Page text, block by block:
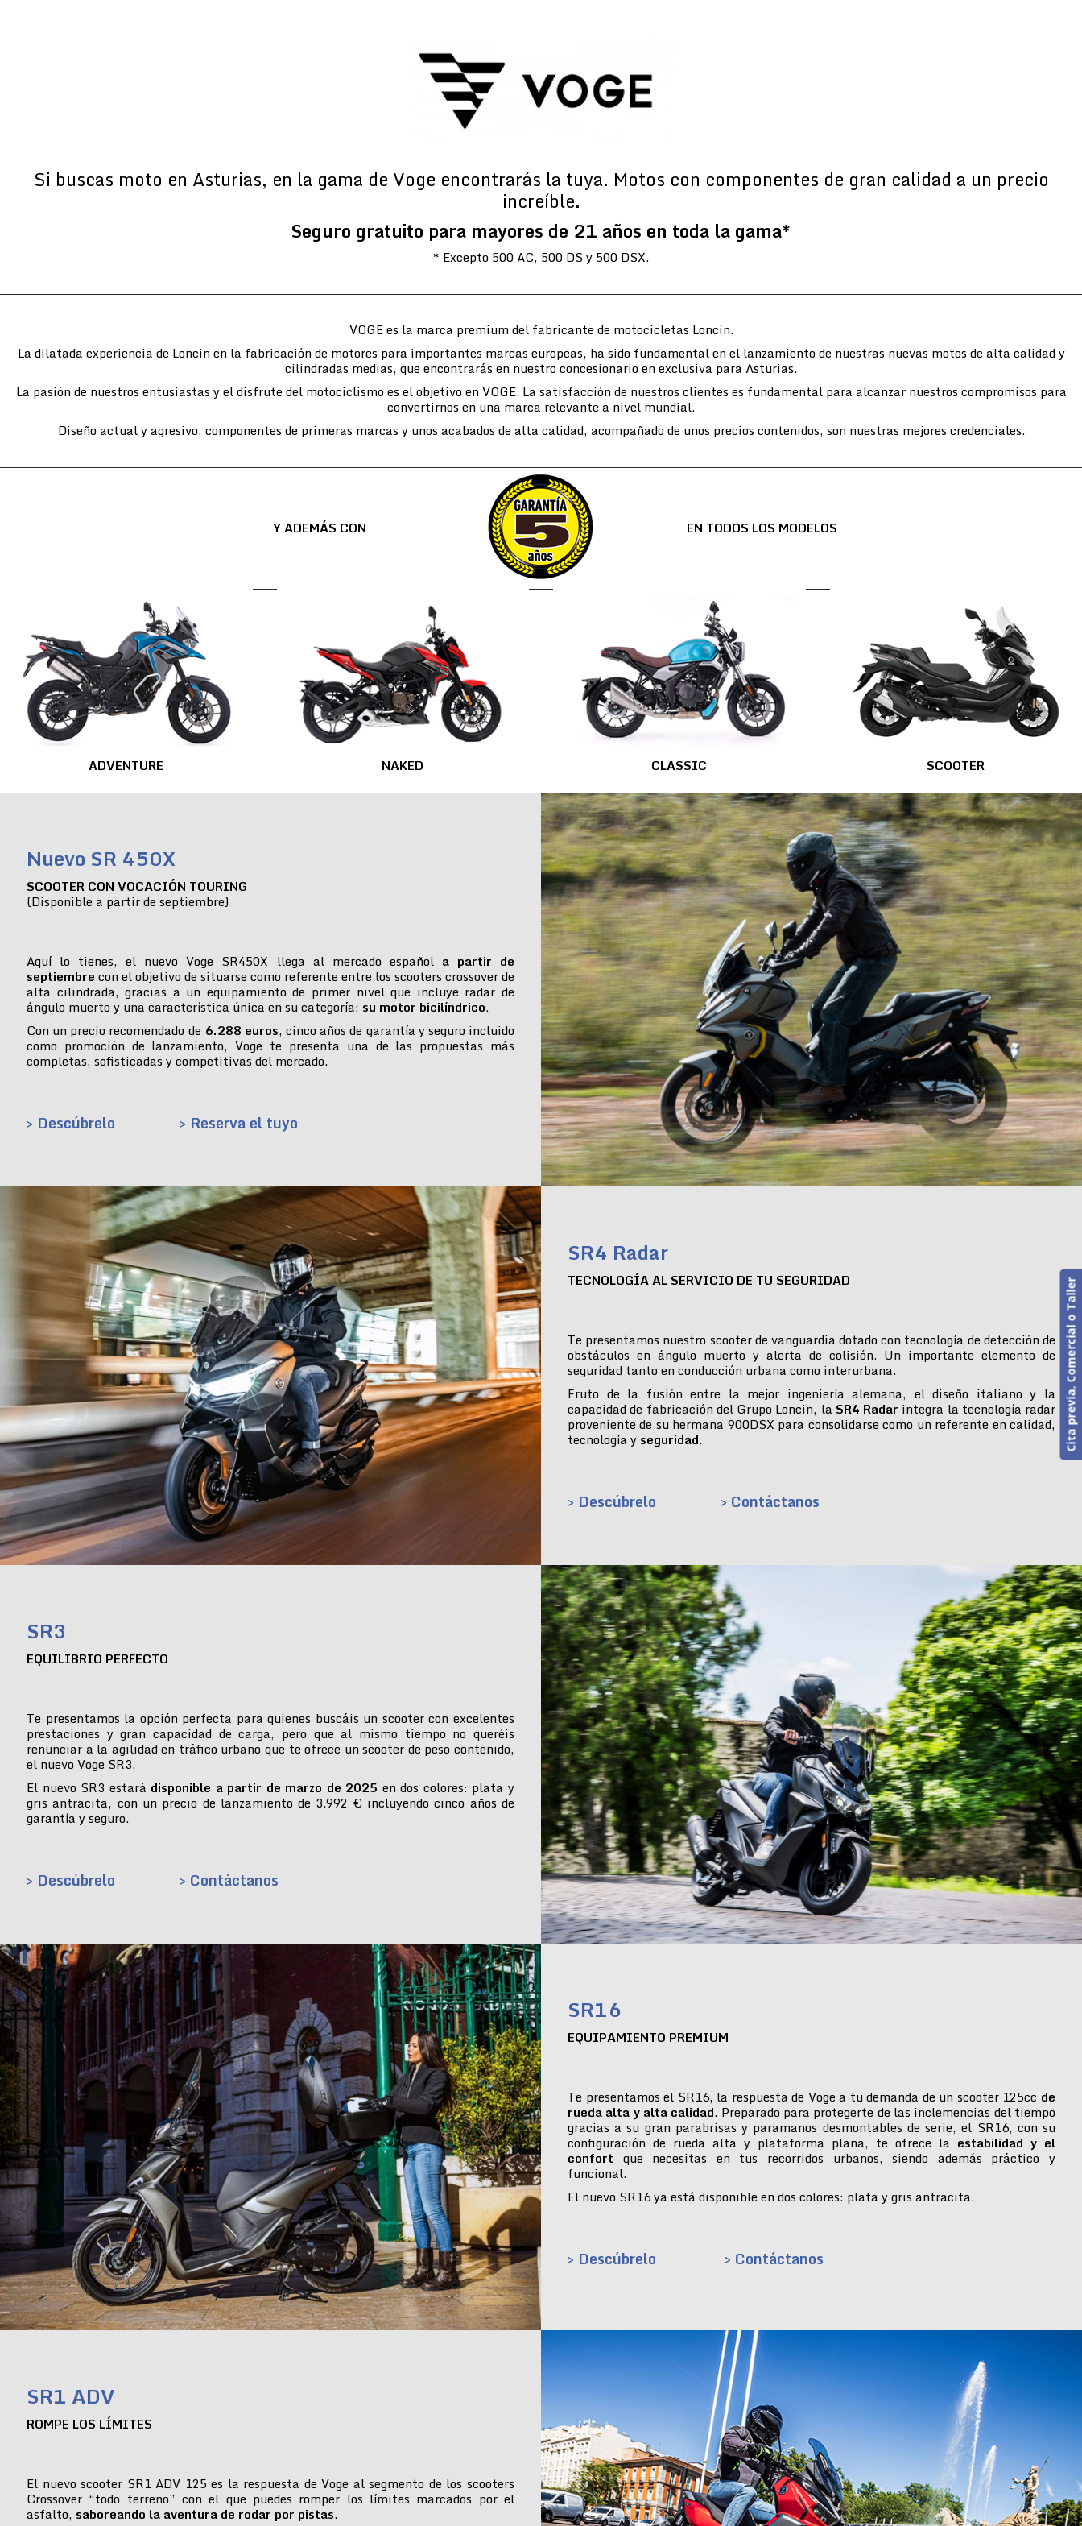
Si buscas moto en Asturias, en la gama de Voge encontrarás la tuya. Motos con componentes de gran calidad a un precio
increíble.
Seguro gratuito para mayores de 21 años en toda la gama*
* Excepto 500 AC, 500 DS y 500 DSX.
VOGE es la marca premium del fabricante de motocicletas Loncin.
La dilatada experiencia de Loncin en la fabricación de motores para importantes marcas europeas, ha sido fundamental en el lanzamiento de nuestras nuevas motos de alta calidad y
cilindradas medias, que encontrarás en nuestro concesionario en exclusiva para Asturias.
La pasión de nuestros entusiastas y el disfrute del motociclismo es el objetivo en VOGE. La satisfacción de nuestros clientes es fundamental para alcanzar nuestros compromisos para
convertirnos en una marca relevante a nivel mundial.
Diseño actual y agresivo, componentes de primeras marcas y unos acabados de alta calidad, acompañado de unos precios contenidos, son nuestras mejores credenciales.
Y ADEMÁS CON EN TODOS LOS MODELOS
ADVENTURE NAKED CLASSIC SCOOTER
Nuevo SR 450X
SCOOTER CON VOCACIÓN TOURING
(Disponible a partir de septiembre)
Aquí lo tienes, el nuevo Voge SR450X llega al mercado español a partir de
septiembre con el objetivo de situarse como referente entre los scooters crossover de
alta cilindrada, gracias a un equipamiento de primer nivel que incluye radar de
ángulo muerto y una característica única en su categoría: su motor bicilíndrico.
Con un precio recomendado de 6.288 euros, cinco años de garantía y seguro incluido
como promoción de lanzamiento, Voge te presenta una de las propuestas más
completas, sofisticadas y competitivas del mercado.
> Descúbrelo > Reserva el tuyo
SR4 Radar
TECNOLOGÍA AL SERVICIO DE TU SEGURIDAD
Te presentamos nuestro scooter de vanguardia dotado con tecnología de detección de
obstáculos en ángulo muerto y alerta de colisión. Un importante elemento de
seguridad tanto en conducción urbana como interurbana.
Fruto de la fusión entre la mejor ingeniería alemana, el diseño italiano y la
capacidad de fabricación del Grupo Loncin, la SR4 Radar integra la tecnología radar
proveniente de su hermana 900DSX para consolidarse como un referente en calidad,
tecnología y seguridad.
> Descúbrelo > Contáctanos
SR3
EQUILIBRIO PERFECTO
Te presentamos la opción perfecta para quienes buscáis un scooter con excelentes
prestaciones y gran capacidad de carga, pero que al mismo tiempo no queréis
renunciar a la agilidad en tráfico urbano que te ofrece un scooter de peso contenido,
el nuevo Voge SR3.
El nuevo SR3 estará disponible a partir de marzo de 2025 en dos colores: plata y
gris antracita, con un precio de lanzamiento de 3.992 € incluyendo cinco años de
garantía y seguro.
> Descúbrelo > Contáctanos
SR16
EQUIPAMIENTO PREMIUM
Te presentamos el SR16, la respuesta de Voge a tu demanda de un scooter 125cc de
rueda alta y alta calidad. Preparado para protegerte de las inclemencias del tiempo
gracias a su gran parabrisas y paramanos desmontables de serie, el SR16, con su
configuración de rueda alta y plataforma plana, te ofrece la estabilidad y el
confort que necesitas en tus recorridos urbanos, siendo además práctico y
funcional.
El nuevo SR16 ya está disponible en dos colores: plata y gris antracita.
> Descúbrelo > Contáctanos
SR1 ADV
ROMPE LOS LÍMITES
El nuevo scooter SR1 ADV 125 es la respuesta de Voge al segmento de los scooters
Crossover “todo terreno” con el que puedes romper los límites marcados por el
asfalto, saboreando la aventura de rodar por pistas.
Cita previa. Comercial o Taller